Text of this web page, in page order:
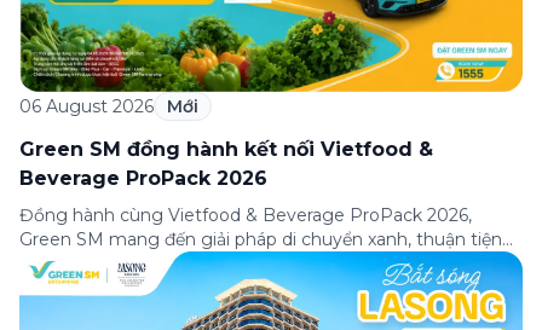
06 August 2026 Mới
Green SM đồng hành kết nối Vietfood &
Beverage ProPack 2026
Đồng hành cùng Vietfood & Beverage ProPack 2026,
Green SM mang đến giải pháp di chuyển xanh, thuận tiện
và chuyên nghiệp cho khách tham quan, doanh nghiệp
cùng các đối tác trong suốt thời gian diễn ra triển lãm. Sự
hợp tác góp phần nâng cao trải nghiệm tham dự, kết nối